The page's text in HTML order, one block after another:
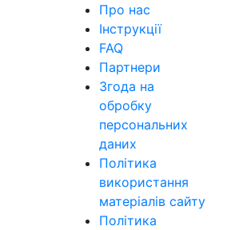
Про нас
Інструкції
FAQ
Партнери
Згода на
обробку
персональних
даних
Політика
використання
матеріалів сайту
Політика